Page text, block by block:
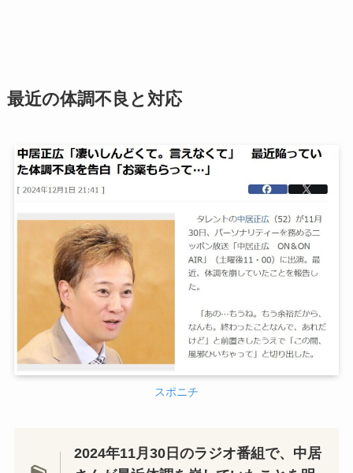
最近の体調不良と対応
スポニチ
2024年11月30日のラジオ番組で、中居